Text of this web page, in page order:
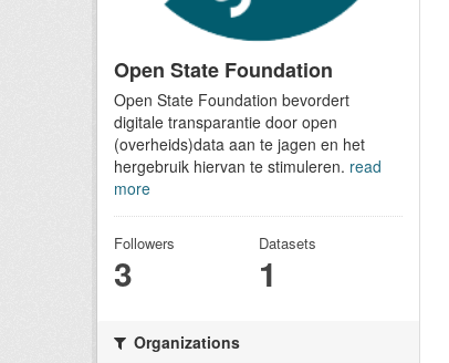
Open State Foundation
Open State Foundation bevordert
digitale transparantie door open
(overheids)data aan te jagen en het
hergebruik hiervan te stimuleren. read
more
Followers
3
Datasets
1
Organizations